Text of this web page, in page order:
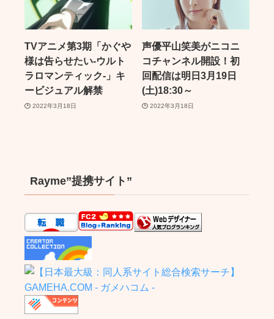
TVアニメ第3期「かぐや
様は告らせたい-ウルト
ラロマンティック-」キ
ービジュアル解禁
2022年3月18日
声優平山笑美がニコニ
コチャンネル開設！初
回配信は明日3月19日
(土)18:30～
2022年3月18日
Rayme”提携サイト”